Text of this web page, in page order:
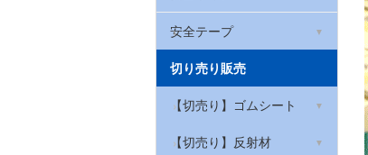
ロボット掃除機の傷防止
厚手滑り止めシート
屋内用すべり止めテープ
お風呂用透明すべり止めテ
遮音シート
吸音パッド・吸音フェルト
アルミテープ
ト メガマット
はがせるフェルトシート
足腰マット
コーン標示カバー
コーンバー用サイン
サインキャップ
反射標識ステッカー
安全テープ
やわらかトラテープ
屋内用ラインテープ ライ
切り売り販売
【切売り】ゴムシート
【切売り】天然ゴムシート
【切売り】反射材